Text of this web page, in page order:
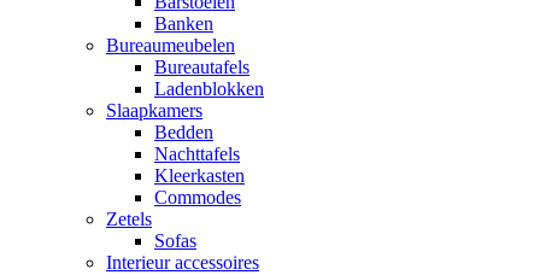
Banken
Bureaumeubelen
Bureautafels
Ladenblokken
Slaapkamers
Bedden
Nachttafels
Kleerkasten
Commodes
Zetels
Sofas
Interieur accessoires